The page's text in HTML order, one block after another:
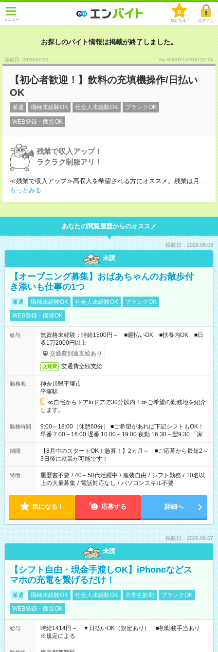
メニュー
0
気になる！ ログイン
お探しのバイト情報は掲載が終了しました。
掲載日 :2026/07/22 No.SGSIY15203725-T4
【初心者歓迎！】飲料の充填機操作/日払い
OK
派遣 職種未経験OK 社会人未経験OK ブランクOK
WEB登録・面接OK
残業で収入アップ！
ラクラク制服アリ！
≪残業で収入アップ≫高収入を希望される方にオススメ。残業は月 ...
もっとみる
あなたの閲覧履歴からのオススメ
掲載日：2026.08.08
未読
【オープニング募集】おばあちゃんのお散歩付
き添いも仕事の1つ
派遣 職種未経験OK 社会人未経験OK
ブランクOK
WEB登録・面接OK
給与
無資格未経験：時給1500円～ ■週払いOK ■扶養内OK ■日
収1万2000円以上
交通費別途支給あり
交通費 交通費全額支給
勤務地
神奈川県平塚市
平塚駅
≪自宅からドアtoドアで30分以内！≫ご希望の勤務地を紹介
します。
勤務時間
9:00～18:00（休憩60分） ■ご希望があれば下記シフトもOK！
早番 7:00～16:00 遅番 10:00～19:00 夜勤 16:30～翌9:30 「家族
と休みを合わせたい」 「余裕を持って夕飯の準備がしたい」
「できれば残業はしたくない」 など、ご希望を教えてください
ね。 ※Wワーク希望の方へ 今ご覧のお仕事で希望する勤務時間
と、もう1つのお仕事の勤務時間。 合計で週40時間を超える場
合は応募できません。
期間
【8月中のスタートOK！急募！】2カ月～ ■ご応募から最短2～
3日後に就業が可能です！
特徴 履歴書不要 / 40～50代活躍中 / 服装自由 / シフト勤務 / 10名以
上の大量募集 / 電話対応なし / パソコンスキル不要
気になる！ 応募する 詳細へ
掲載日：2026.08.07
未読
【シフト自由・現金手渡しOK】iPhoneなどス
マホの充電を繋げるだけ！
派遣 職種未経験OK 社会人未経験OK 大学生歓迎
ブランクOK
WEB登録・面接OK
給与
時給1414円～ ▼日払いOK（規定あり） ■初勤務手当あり
※規定による